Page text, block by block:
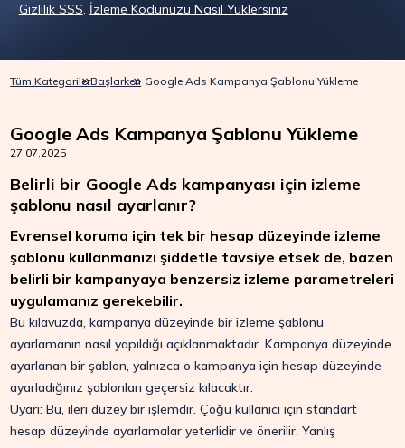
Gizlilik SSS, İzleme Kodunuzu Nasıl Yüklersiniz
Tüm KategorilerBaşlarken Google Ads Kampanya Şablonu Yükleme
Google Ads Kampanya Şablonu Yükleme
27.07.2025
Belirli bir Google Ads kampanyası için izleme
şablonu nasıl ayarlanır?
Evrensel koruma için tek bir hesap düzeyinde izleme
şablonu kullanmanızı şiddetle tavsiye etsek de, bazen
belirli bir kampanyaya benzersiz izleme parametreleri
uygulamanız gerekebilir.
Bu kılavuzda, kampanya düzeyinde bir izleme şablonu
ayarlamanın nasıl yapıldığı açıklanmaktadır. Kampanya düzeyinde
ayarlanan bir şablon, yalnızca o kampanya için hesap düzeyinde
ayarladığınız şablonları geçersiz kılacaktır.
Uyarı: Bu, ileri düzey bir işlemdir. Çoğu kullanıcı için standart
hesap düzeyinde ayarlamalar yeterlidir ve önerilir. Yanlış